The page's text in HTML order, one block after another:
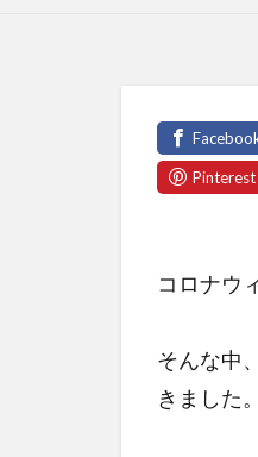
コロナウ
そんな中
きました。